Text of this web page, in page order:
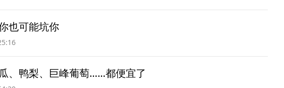
也可能坑你
、鸭梨、巨峰葡萄……都便宜了